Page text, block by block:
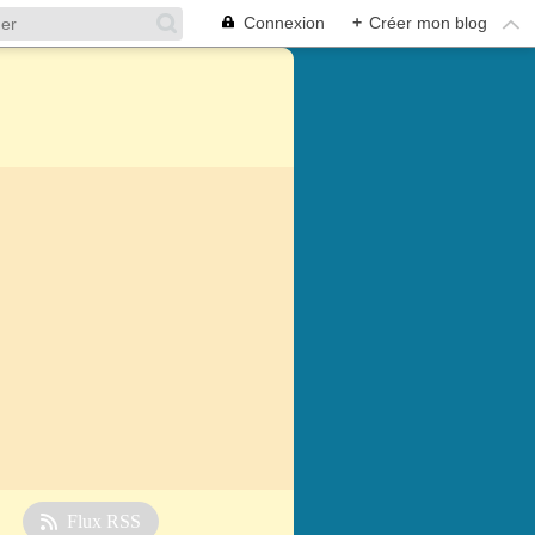
Connexion + Créer mon blog
Flux RSS